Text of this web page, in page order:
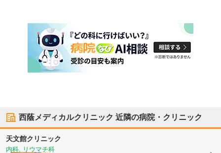
西蔭メディカルクリニック 近隣の病院・クリニック
天文館クリニック
内科, リウマチ科